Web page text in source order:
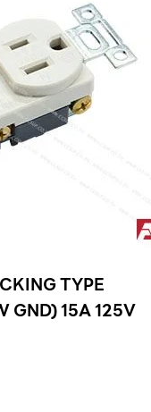
TYPE
GND) 15A 125V